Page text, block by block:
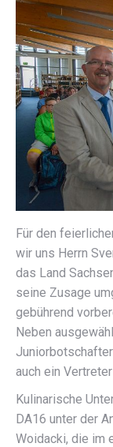
Für den
wir uns Herrn
das Land
seine Zusage
gebührend
Neben
auch ein
Kulinarische
DA16 unter der
Woidacki, die im